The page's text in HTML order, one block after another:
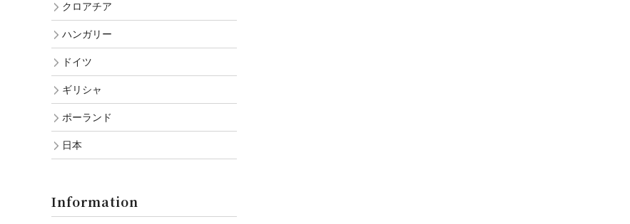
クロアチア
ハンガリー
ドイツ
ギリシャ
ポーランド
日本
Information